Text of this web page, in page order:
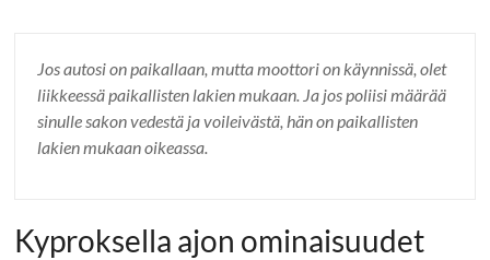
Jos autosi on paikallaan, mutta moottori on käynnissä, olet
liikkeessä paikallisten lakien mukaan. Ja jos poliisi määrää
sinulle sakon vedestä ja voileivästä, hän on paikallisten
lakien mukaan oikeassa.
Kyproksella ajon ominaisuudet